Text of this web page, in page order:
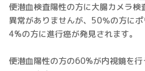
便潜血検査陽性の方に大腸カメラ
異常がありませんが、50％の方にポ
4%の方に進行癌が発見されます。
便潜血陽性の方の60%が内視鏡を